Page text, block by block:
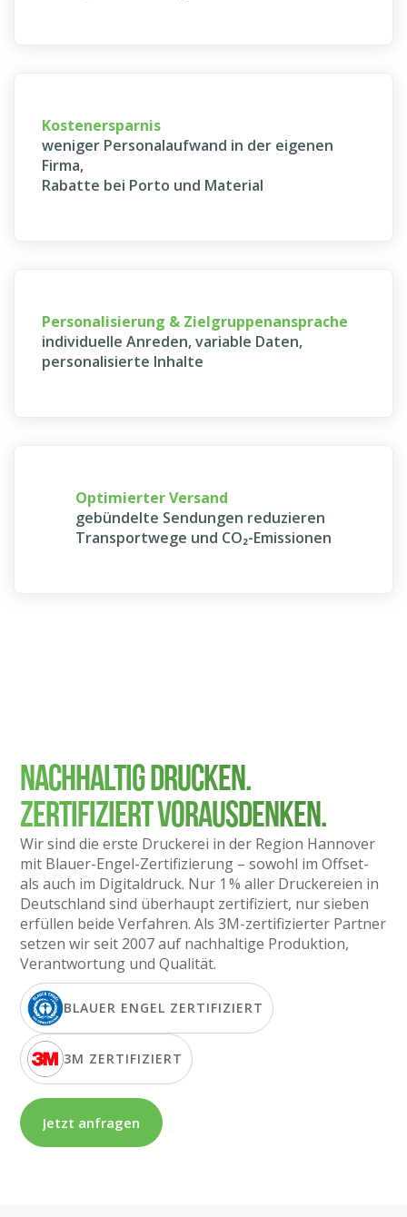
Kostenersparnis
weniger Personalaufwand in der eigenen
Firma,
Rabatte bei Porto und Material
Personalisierung & Zielgruppenansprache
individuelle Anreden, variable Daten,
personalisierte Inhalte
Optimierter Versand
gebündelte Sendungen reduzieren
Transportwege und CO₂-Emissionen
NACHHALTIG DRUCKEN.
ZERTIFIZIERT VORAUSDENKEN.
Wir sind die erste Druckerei in der Region Hannover
mit Blauer-Engel-Zertifizierung – sowohl im Offset-
als auch im Digitaldruck. Nur 1 % aller Druckereien in
Deutschland sind überhaupt zertifiziert, nur sieben
erfüllen beide Verfahren. Als 3M-zertifizierter Partner
setzen wir seit 2007 auf nachhaltige Produktion,
Verantwortung und Qualität.
BLAUER ENGEL ZERTIFIZIERT
3M ZERTIFIZIERT
Jetzt anfragen